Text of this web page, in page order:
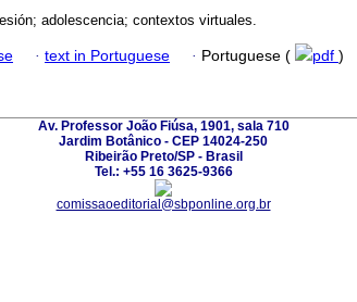
adolescencia; contextos virtuales.
· text in Portuguese · Portuguese ( pdf )
Av. Professor João Fiúsa, 1901, sala 710
Jardim Botânico - CEP 14024-250
Ribeirão Preto/SP - Brasil
Tel.: +55 16 3625-9366
comissaoeditorial@sbponline.org.br